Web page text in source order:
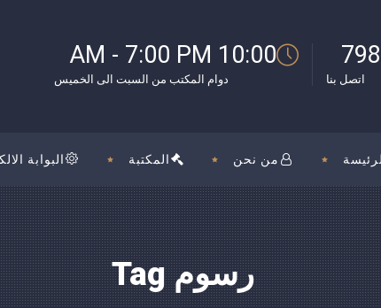
10:00 AM - 7:00 PM
دوام المكتب من السبت الى الخميس اتصل بنا
البوابة المكتبة من نحن
رسوم Tag